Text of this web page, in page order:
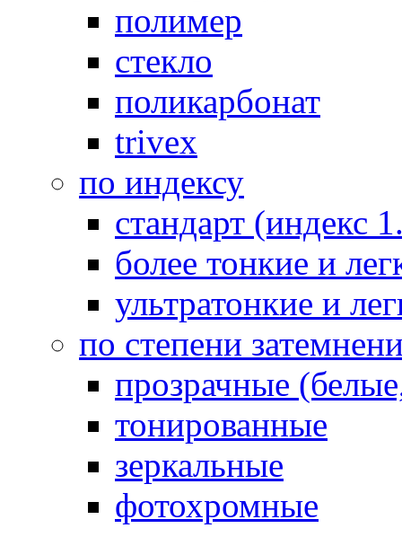
полимер
стекло
поликарбонат
trivex
по индексу
стандарт (индекс
более тонкие и
ультратонкие и
по степени
прозрачные
тонированные
зеркальные
фотохромные